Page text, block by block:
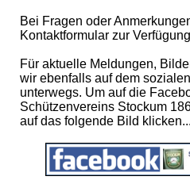
Bei Fragen oder
Kontaktformular zur
Für aktuelle Meldungen,
wir ebenfalls auf dem
unterwegs. Um auf die
Schützenvereins Stockum
auf das folgende Bild klicken...